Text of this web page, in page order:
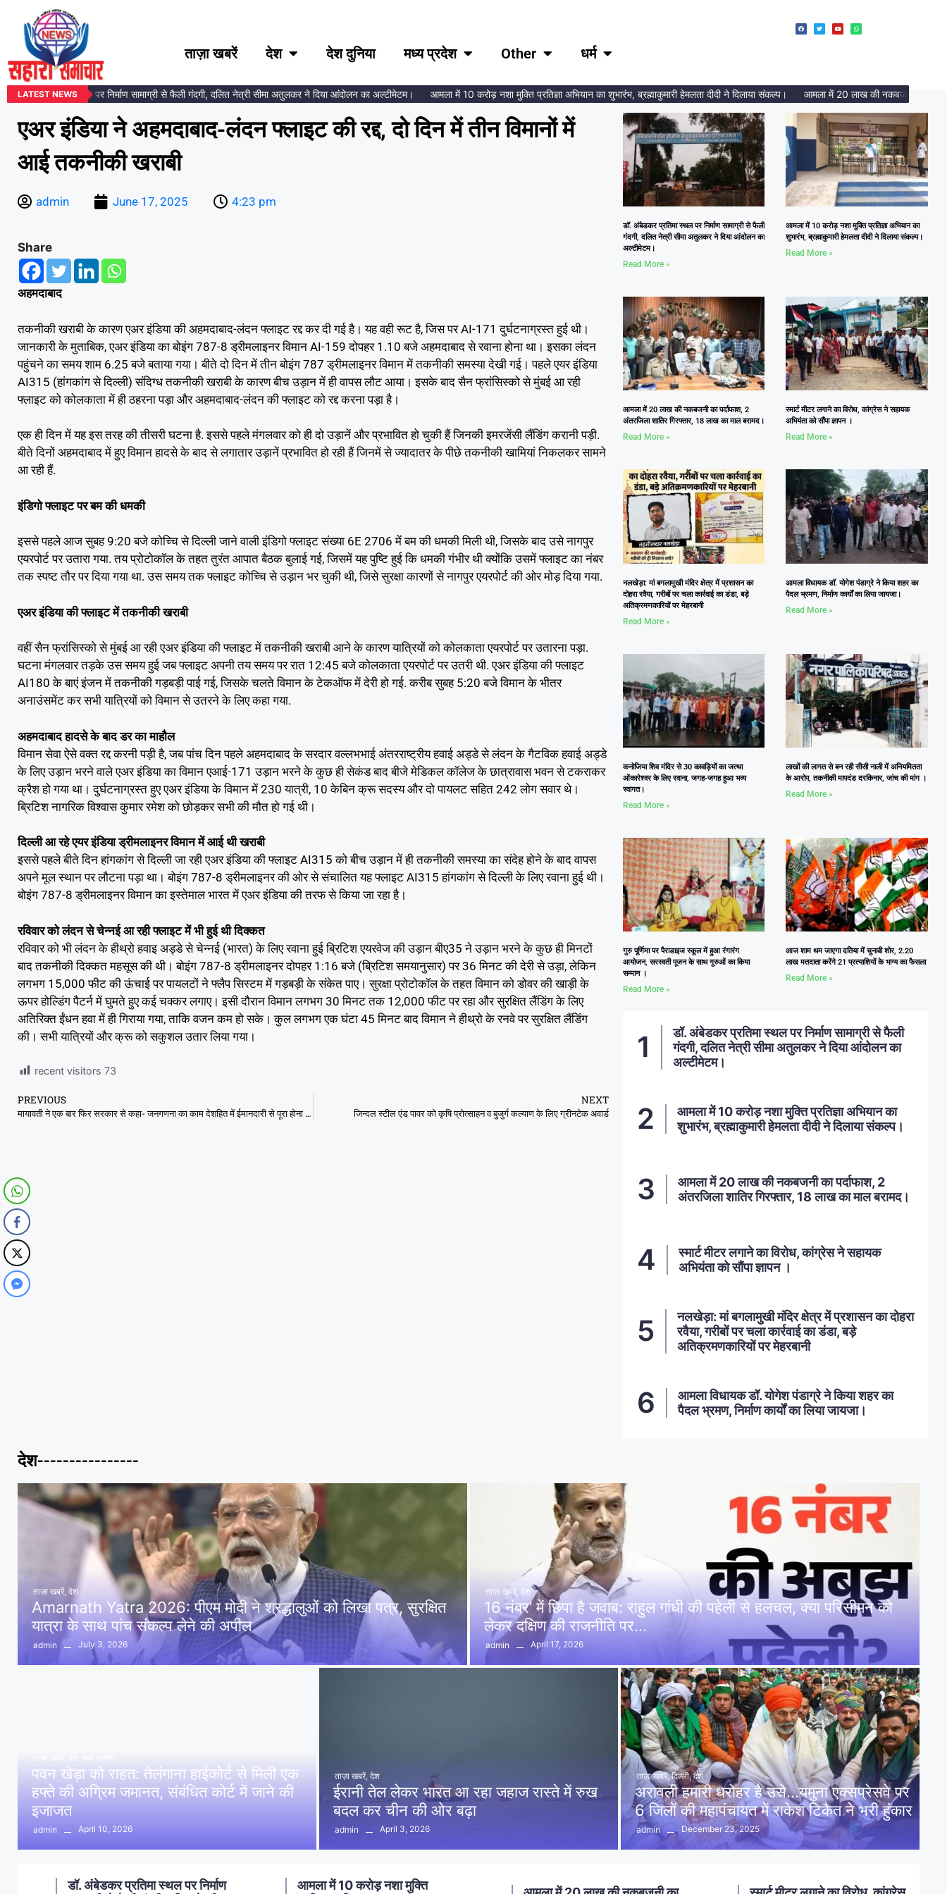
ताज़ा खबरें देश देश दुनिया मध्य प्रदेश Other धर्म
LATEST NEWS
प्रतिमा स्थल पर निर्माण सामाग्री से फैली गंदगी, दलित नेत्री सीमा अतुलकर ने दिया आंदोलन का अल्टीमेटम। आमला में 10 करोड़ नशा मुक्ति प्रतिज्ञा अभियान का शुभारंभ, ब्रह्माकुमारी हेमलता दीदी ने दिलाया संकल्प। आमला में 20 लाख की नकबजनी का पर्दाफाश,
एअर इंडिया ने अहमदाबाद-लंदन फ्लाइट की रद्द, दो दिन में तीन विमानों में
आई तकनीकी खराबी
admin June 17, 2025 4:23 pm
Share
अहमदाबाद
तकनीकी खराबी के कारण एअर इंडिया की अहमदाबाद-लंदन फ्लाइट रद्द कर दी गई है। यह वही रूट है, जिस पर AI-171 दुर्घटनाग्रस्त हुई थी।
जानकारी के मुताबिक, एअर इंडिया का बोइंग 787-8 ड्रीमलाइनर विमान AI-159 दोपहर 1.10 बजे अहमदाबाद से रवाना होना था। इसका लंदन
पहुंचने का समय शाम 6.25 बजे बताया गया। बीते दो दिन में तीन बोइंग 787 ड्रीमलाइनर विमान में तकनीकी समस्या देखी गई। पहले एयर इंडिया
AI315 (हांगकांग से दिल्ली) संदिग्ध तकनीकी खराबी के कारण बीच उड़ान में ही वापस लौट आया। इसके बाद सैन फ्रांसिस्को से मुंबई आ रही
फ्लाइट को कोलकाता में ही ठहरना पड़ा और अहमदाबाद-लंदन की फ्लाइट को रद्द करना पड़ा है।
एक ही दिन में यह इस तरह की तीसरी घटना है. इससे पहले मंगलवार को ही दो उड़ानें और प्रभावित हो चुकी हैं जिनकी इमरजेंसी लैंडिंग करानी पड़ी.
बीते दिनों अहमदाबाद में हुए विमान हादसे के बाद से लगातार उड़ानें प्रभावित हो रही हैं जिनमें से ज्यादातर के पीछे तकनीकी खामियां निकलकर सामने
आ रही हैं.
इंडिगो फ्लाइट पर बम की धमकी
इससे पहले आज सुबह 9:20 बजे कोच्चि से दिल्ली जाने वाली इंडिगो फ्लाइट संख्या 6E 2706 में बम की धमकी मिली थी, जिसके बाद उसे नागपुर
एयरपोर्ट पर उतारा गया. तय प्रोटोकॉल के तहत तुरंत आपात बैठक बुलाई गई, जिसमें यह पुष्टि हुई कि धमकी गंभीर थी क्योंकि उसमें फ्लाइट का नंबर
तक स्पष्ट तौर पर दिया गया था. उस समय तक फ्लाइट कोच्चि से उड़ान भर चुकी थी, जिसे सुरक्षा कारणों से नागपुर एयरपोर्ट की ओर मोड़ दिया गया.
एअर इंडिया की फ्लाइट में तकनीकी खराबी
वहीं सैन फ्रांसिस्को से मुंबई आ रही एअर इंडिया की फ्लाइट में तकनीकी खराबी आने के कारण यात्रियों को कोलकाता एयरपोर्ट पर उतारना पड़ा.
घटना मंगलवार तड़के उस समय हुई जब फ्लाइट अपनी तय समय पर रात 12:45 बजे कोलकाता एयरपोर्ट पर उतरी थी. एअर इंडिया की फ्लाइट
AI180 के बाएं इंजन में तकनीकी गड़बड़ी पाई गई, जिसके चलते विमान के टेकऑफ में देरी हो गई. करीब सुबह 5:20 बजे विमान के भीतर
अनाउंसमेंट कर सभी यात्रियों को विमान से उतरने के लिए कहा गया.
अहमदाबाद हादसे के बाद डर का माहौल
विमान सेवा ऐसे वक्त रद्द करनी पड़ी है, जब पांच दिन पहले अहमदाबाद के सरदार वल्लभभाई अंतरराष्ट्रीय हवाई अड्डे से लंदन के गैटविक हवाई अड्डे
के लिए उड़ान भरने वाले एअर इंडिया का विमान एआई-171 उड़ान भरने के कुछ ही सेकंड बाद बीजे मेडिकल कॉलेज के छात्रावास भवन से टकराकर
क्रैश हो गया था। दुर्घटनाग्रस्त हुए एअर इंडिया के विमान में 230 यात्री, 10 केबिन क्रू सदस्य और दो पायलट सहित 242 लोग सवार थे।
ब्रिटिश नागरिक विश्वास कुमार रमेश को छोड़कर सभी की मौत हो गई थी।
दिल्ली आ रहे एयर इंडिया ड्रीमलाइनर विमान में आई थी खराबी
इससे पहले बीते दिन हांगकांग से दिल्ली जा रही एअर इंडिया की फ्लाइट AI315 को बीच उड़ान में ही तकनीकी समस्या का संदेह होने के बाद वापस
अपने मूल स्थान पर लौटना पड़ा था। बोइंग 787-8 ड्रीमलाइनर की ओर से संचालित यह फ्लाइट AI315 हांगकांग से दिल्ली के लिए रवाना हुई थी।
बोइंग 787-8 ड्रीमलाइनर विमान का इस्तेमाल भारत में एअर इंडिया की तरफ से किया जा रहा है।
रविवार को लंदन से चेन्नई आ रही फ्लाइट में भी हुई थी दिक्कत
रविवार को भी लंदन के हीथ्रो हवाइ अड्डे से चेन्नई (भारत) के लिए रवाना हुई ब्रिटिश एयरवेज की उड़ान बीए35 ने उड़ान भरने के कुछ ही मिनटों
बाद तकनीकी दिक्कत महसूस की थी। बोइंग 787-8 ड्रीमलाइनर दोपहर 1:16 बजे (ब्रिटिश समयानुसार) पर 36 मिनट की देरी से उड़ा, लेकिन
लगभग 15,000 फीट की ऊंचाई पर पायलटों ने फ्लैप सिस्टम में गड़बड़ी के संकेत पाए। सुरक्षा प्रोटोकॉल के तहत विमान को डोवर की खाड़ी के
ऊपर होल्डिंग पैटर्न में घुमते हुए कई चक्कर लगाए। इसी दौरान विमान लगभग 30 मिनट तक 12,000 फीट पर रहा और सुरक्षित लैंडिंग के लिए
अतिरिक्त ईंधन हवा में ही गिराया गया, ताकि वजन कम हो सके। कुल लगभग एक घंटा 45 मिनट बाद विमान ने हीथ्रो के रनवे पर सुरक्षित लैंडिंग
की। सभी यात्रियों और क्रू को सकुशल उतार लिया गया।
recent visitors 73
PREVIOUS
मायावती ने एक बार फिर सरकार से कहा- जनगणना का काम देशहित में ईमानदारी से पूरा होना चाहिए
NEXT
जिन्दल स्टील एंड पावर को कृषि प्रोत्साहन व बुजुर्ग कल्याण के लिए ग्रीनटेक अवार्ड
डॉ. अंबेडकर प्रतिमा स्थल पर निर्माण सामाग्री से फैली
गंदगी, दलित नेत्री सीमा अतुलकर ने दिया आंदोलन का
अल्टीमेटम।
Read More »
आमला में 10 करोड़ नशा मुक्ति प्रतिज्ञा अभियान का
शुभारंभ, ब्रह्माकुमारी हेमलता दीदी ने दिलाया संकल्प।
Read More »
आमला में 20 लाख की नकबजनी का पर्दाफाश, 2
अंतरजिला शातिर गिरफ्तार, 18 लाख का माल बरामद।
Read More »
स्मार्ट मीटर लगाने का विरोध, कांग्रेस ने सहायक
अभियंता को सौंपा ज्ञापन ।
Read More »
नलखेड़ा: मां बगलामुखी मंदिर क्षेत्र में प्रशासन का
दोहरा रवैया, गरीबों पर चला कार्रवाई का डंडा, बड़े
अतिक्रमणकारियों पर मेहरबानी
Read More »
आमला विधायक डॉ. योगेश पंडाग्रे ने किया शहर का
पैदल भ्रमण, निर्माण कार्यों का लिया जायजा।
Read More »
कनोजिया शिव मंदिर से 30 कावड़ियों का जत्था
ओंकारेश्वर के लिए रवाना, जगह-जगह हुआ भव्य
स्वागत।
Read More »
लाखों की लागत से बन रही सीसी नाली में अनियमितता
के आरोप, तकनीकी मापदंड दरकिनार, जांच की मांग ।
Read More »
गुरु पूर्णिमा पर पैराडाइज स्कूल में हुआ रंगारंग
आयोजन, सरस्वती पूजन के साथ गुरुओं का किया
सम्मान ।
Read More »
आज शाम थम जाएगा दतिया में चुनावी शोर, 2.20
लाख मतदाता करेंगे 21 प्रत्याशियों के भाग्य का फैसला
Read More »
डॉ. अंबेडकर प्रतिमा स्थल पर निर्माण सामाग्री से फैली
गंदगी, दलित नेत्री सीमा अतुलकर ने दिया आंदोलन का
अल्टीमेटम।
आमला में 10 करोड़ नशा मुक्ति प्रतिज्ञा अभियान का
शुभारंभ, ब्रह्माकुमारी हेमलता दीदी ने दिलाया संकल्प।
आमला में 20 लाख की नकबजनी का पर्दाफाश, 2
अंतरजिला शातिर गिरफ्तार, 18 लाख का माल बरामद।
स्मार्ट मीटर लगाने का विरोध, कांग्रेस ने सहायक
अभियंता को सौंपा ज्ञापन ।
नलखेड़ा: मां बगलामुखी मंदिर क्षेत्र में प्रशासन का दोहरा
रवैया, गरीबों पर चला कार्रवाई का डंडा, बड़े
अतिक्रमणकारियों पर मेहरबानी
आमला विधायक डॉ. योगेश पंडाग्रे ने किया शहर का
पैदल भ्रमण, निर्माण कार्यों का लिया जायजा।
देश----------------
ताज़ा खबरें देश
Amarnath Yatra 2026: पीएम मोदी ने श्रद्धालुओं को लिखा पत्र, सुरक्षित
यात्रा के साथ पांच संकल्प लेने की अपील
admin July 3, 2026
ताज़ा खबरें देश
16 नंबर’ में छिपा है जवाब: राहुल गांधी की पहेली से हलचल, क्या परिसीमन को
लेकर दक्षिण की राजनीति पर…
admin April 17, 2026
पवन खेड़ा को राहत: तेलंगाना हाईकोर्ट से मिली एक
हफ्ते की अग्रिम जमानत, संबंधित कोर्ट में जाने की
इजाजत
admin April 10, 2026
ताज़ा खबरें, देश
ईरानी तेल लेकर भारत आ रहा जहाज रास्ते में रुख
बदल कर चीन की ओर बढ़ा
admin April 3, 2026
ताज़ा खबरें, दिल्ली, देश
अरावली हमारी धरोहर है उसे…यमुना एक्सप्रेसवे पर
6 जिलों की महापंचायत में राकेश टिकैत ने भरी हुंकार
admin December 23, 2025
आमला में 10 करोड़ नशा मुक्ति
नलखेड़ा: मां बगलामुखी मंदिर क्षेत्र में